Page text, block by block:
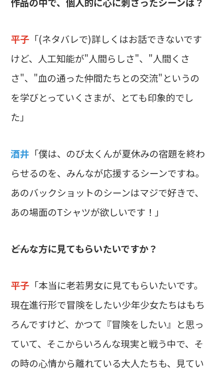
平子 「(ネタバレで)詳しくはお話できないです
けど、人工知能が"人間らしさ"、"人間くさ
さ"、"血の通った仲間たちとの交流"というの
を学びとっていくさまが、とても印象的でし
た」
酒井 「僕は、のび太くんが夏休みの宿題を終わ
らせるのを、みんなが応援するシーンですね。
あのバックショットのシーンはマジで好きで、
あの場面のTシャツが欲しいです！」
――どんな方に見てもらいたいですか？
平子 「本当に老若男女に見てもらいたいです。
現在進行形で冒険をしたい少年少女たちはもち
ろんですけど、かつて『冒険をしたい』と思っ
ていて、そこからいろんな現実と戦う中で、そ
の時の心情から離れている大人たちも、見てい